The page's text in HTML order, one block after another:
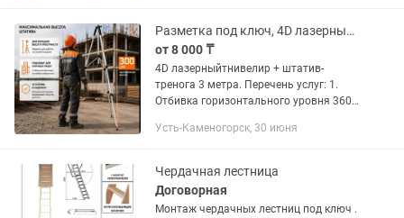
Индивидуальный...
Разметка под ключ, 4D лазерный уровень и 3м.тренога.
от 8 000 ₸
4D лазерныйтнивелир + штатив-
тренога 3 метра. Перечень услуг: 1.
Отбивка горизонтального уровня 360°
лазерной линии по периметру
высоты...
Усть-Каменогорск, 30 июня
Чердачная лестница
Договорная
Монтаж чердачных лестниц под ключ .